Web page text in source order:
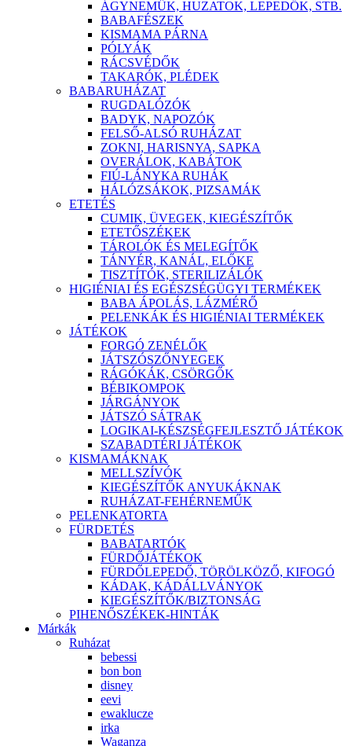
ÁGYNEMŰK, HUZATOK, LEPEDŐK, STB.
BABAFÉSZEK
KISMAMA PÁRNA
PÓLYÁK
RÁCSVÉDŐK
TAKARÓK, PLÉDEK
BABARUHÁZAT
RUGDALÓZÓK
BADYK, NAPOZÓK
FELSŐ-ALSÓ RUHÁZAT
ZOKNI, HARISNYA, SAPKA
OVERÁLOK, KABÁTOK
FIÚ-LÁNYKA RUHÁK
HÁLÓZSÁKOK, PIZSAMÁK
ETETÉS
CUMIK, ÜVEGEK, KIEGÉSZÍTŐK
ETETŐSZÉKEK
TÁROLÓK ÉS MELEGÍTŐK
TÁNYÉR, KANÁL, ELŐKE
TISZTÍTÓK, STERILIZÁLÓK
HIGIÉNIAI ÉS EGÉSZSÉGÜGYI TERMÉKEK
BABA ÁPOLÁS, LÁZMÉRŐ
PELENKÁK ÉS HIGIÉNIAI TERMÉKEK
JÁTÉKOK
FORGÓ ZENÉLŐK
JÁTSZÓSZŐNYEGEK
RÁGÓKÁK, CSÖRGŐK
BÉBIKOMPOK
JÁRGÁNYOK
JÁTSZÓ SÁTRAK
LOGIKAI-KÉSZSÉGFEJLESZTŐ JÁTÉKOK
SZABADTÉRI JÁTÉKOK
KISMAMÁKNAK
MELLSZÍVÓK
KIEGÉSZÍTŐK ANYUKÁKNAK
RUHÁZAT-FEHÉRNEMŰK
PELENKATORTA
FÜRDETÉS
BABATARTÓK
FÜRDŐJÁTÉKOK
FÜRDŐLEPEDŐ, TÖRÖLKÖZŐ, KIFOGÓ
KÁDAK, KÁDÁLLVÁNYOK
KIEGÉSZÍTŐK/BIZTONSÁG
PIHENŐSZÉKEK-HINTÁK
Márkák
Ruházat
bebessi
bon bon
disney
eevi
ewaklucze
irka
Waganza